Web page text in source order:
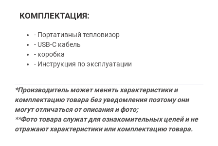
КОМПЛЕКТАЦИЯ:
- Портативный тепловизор
- USВ-C кабель
- коробка
- Инструкция по эксплуатации
*Производитель может менять характеристики и
комплектацию товара без уведомления поэтому они
могут отличаться от описания и фото;
**Фото товара служат для ознакомительных целей и не
отражают характеристики или комплектацию товара.